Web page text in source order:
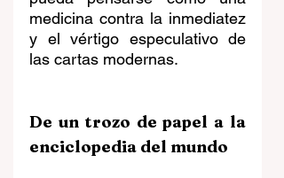
medicina contra la inmediatez
y el vértigo especulativo de
las cartas modernas.
De un trozo de papel a la
enciclopedia del mundo